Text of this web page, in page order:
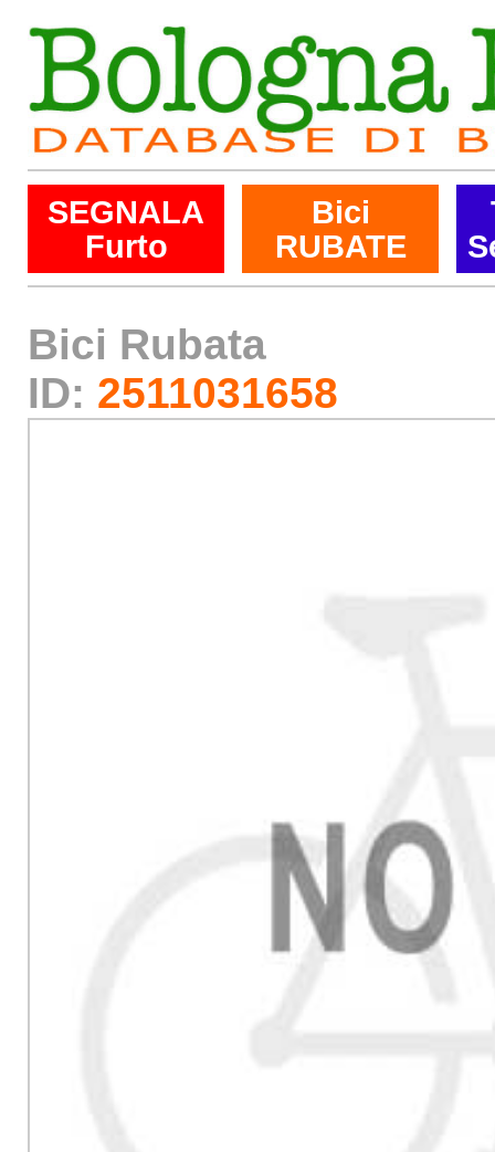
SEGNALA
Furto
Bici
RUBATE
Bici Rubata
ID: 2511031658